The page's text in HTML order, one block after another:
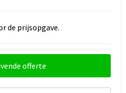
de prijsopgave.
offerte